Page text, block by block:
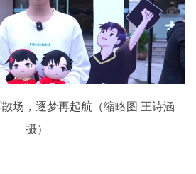
场，逐梦再起航（缩略图 王诗涵
摄）